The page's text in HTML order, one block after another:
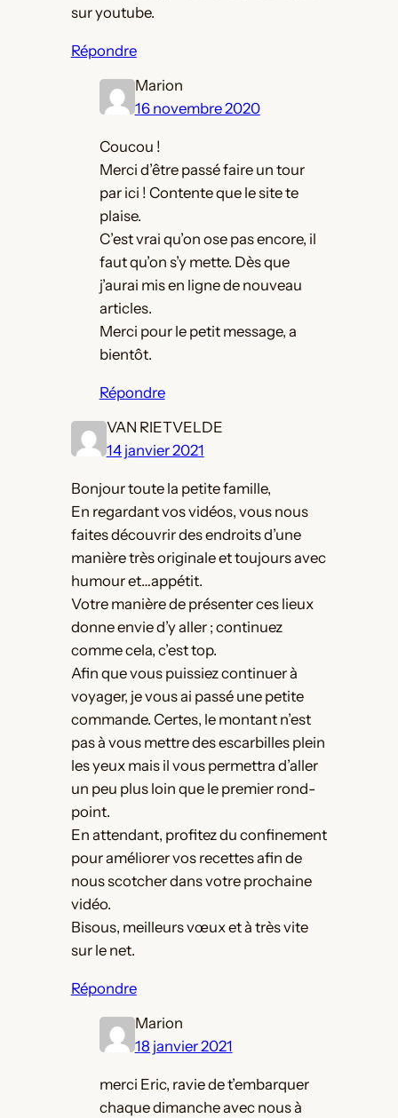
sur youtube.
Répondre
Marion
16 novembre 2020
Coucou !
Merci d’être passé faire un tour
par ici ! Contente que le site te
plaise.
C’est vrai qu’on ose pas encore, il
faut qu’on s’y mette. Dès que
j’aurai mis en ligne de nouveau
articles.
Merci pour le petit message, a
bientôt.
Répondre
VAN RIETVELDE
14 janvier 2021
Bonjour toute la petite famille,
En regardant vos vidéos, vous nous
faites découvrir des endroits d’une
manière très originale et toujours avec
humour et…appétit.
Votre manière de présenter ces lieux
donne envie d’y aller ; continuez
comme cela, c’est top.
Afin que vous puissiez continuer à
voyager, je vous ai passé une petite
commande. Certes, le montant n’est
pas à vous mettre des escarbilles plein
les yeux mais il vous permettra d’aller
un peu plus loin que le premier rond-
point.
En attendant, profitez du confinement
pour améliorer vos recettes afin de
nous scotcher dans votre prochaine
vidéo.
Bisous, meilleurs vœux et à très vite
sur le net.
Répondre
Marion
18 janvier 2021
merci Eric, ravie de t’embarquer
chaque dimanche avec nous à